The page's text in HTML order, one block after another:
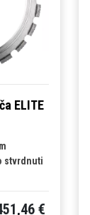
ELITE
stvrdnuti
€